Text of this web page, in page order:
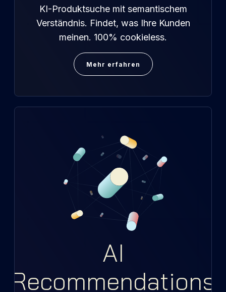
KI-Produktsuche mit semantischem
Verständnis. Findet, was Ihre Kunden
meinen. 100% cookieless.
Mehr erfahren
AI
Recommendations